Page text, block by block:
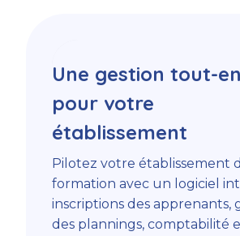
Une gestion tout-
pour votre
établissement
Pilotez votre établissement
formation avec un logiciel
inscriptions des apprenants,
des plannings, comptabilité